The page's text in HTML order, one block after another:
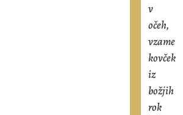
v
očeh,
vzame
kovček
iz
božjih
rok